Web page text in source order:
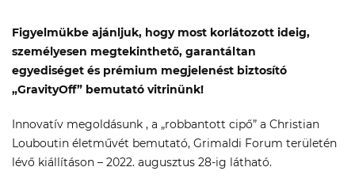
Figyelmükbe ajánljuk, hogy most korlátozott ideig,
személyesen megtekinthető, garantáltan
egyediséget és prémium megjelenést biztosító
„GravityOff” bemutató vitrinünk!
Innovatív megoldásunk , a „robbantott cipő” a Christian
Louboutin életművét bemutató, Grimaldi Forum területén
lévő kiállításon – 2022. augusztus 28-ig látható.